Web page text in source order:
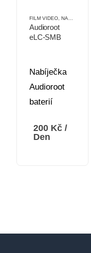
FILM VIDEO NAPÁJENÍ
Audioroot
eLC-SMB
Nabíječka
Audioroot
baterií
200 Kč /
Den